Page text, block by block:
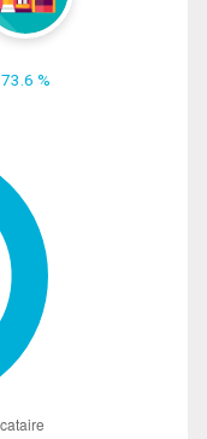
73.6 %